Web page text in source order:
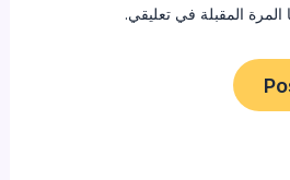
المرة المقبلة في تعليقي.